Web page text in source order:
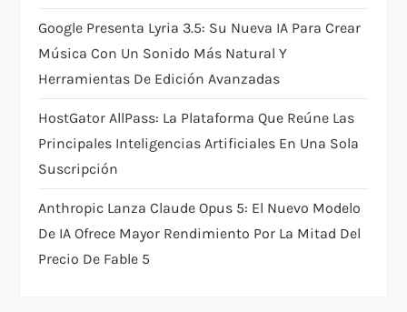
Google Presenta Lyria 3.5: Su Nueva IA Para Crear
Música Con Un Sonido Más Natural Y
Herramientas De Edición Avanzadas
HostGator AllPass: La Plataforma Que Reúne Las
Principales Inteligencias Artificiales En Una Sola
Suscripción
Anthropic Lanza Claude Opus 5: El Nuevo Modelo
De IA Ofrece Mayor Rendimiento Por La Mitad Del
Precio De Fable 5